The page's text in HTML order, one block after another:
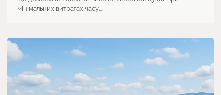
мінімальних витратах часу.…